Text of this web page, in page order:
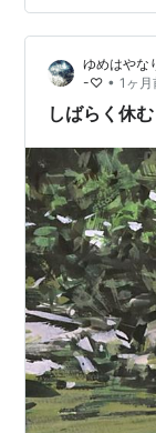
やオールドク
別されます。
の方が一概に
煎後の豆につ
が発生するよ
ゆめは
-♡ • 1ヶ月
しばらく休